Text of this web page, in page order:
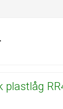
plastlåg